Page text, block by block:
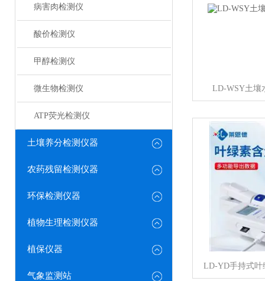
病害肉检测仪
酸价检测仪
甲醇检测仪
微生物检测仪
ATP荧光检测仪
土壤养分检测仪器
农药残留检测仪器
环保检测仪器
植物生理检测仪器
植保仪器
气象监测站
LD-WSY土壤
LD-YD手持式叶